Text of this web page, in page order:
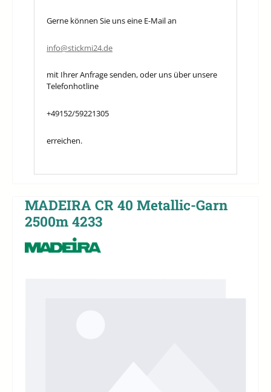
Gerne können Sie uns eine E-Mail an
info@stickmi24.de
mit Ihrer Anfrage senden, oder uns über unsere
Telefonhotline
+49152/59221305
erreichen.
MADEIRA CR 40 Metallic-Garn
2500m 4233